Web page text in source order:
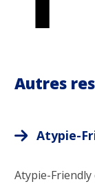
Autres
Atypie-
Atypie-